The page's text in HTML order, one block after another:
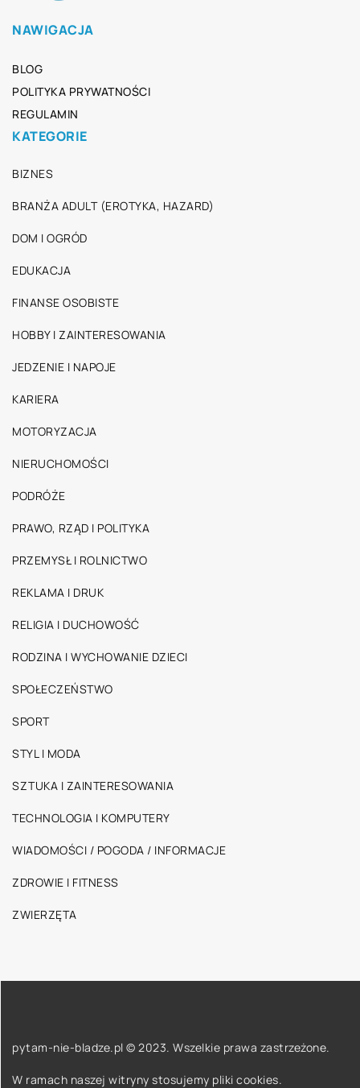
NAWIGACJA
BLOG
POLITYKA PRYWATNOŚCI
REGULAMIN
KATEGORIE
BIZNES
BRANŻA ADULT (EROTYKA, HAZARD)
DOM I OGRÓD
EDUKACJA
FINANSE OSOBISTE
HOBBY I ZAINTERESOWANIA
JEDZENIE I NAPOJE
KARIERA
MOTORYZACJA
NIERUCHOMOŚCI
PODRÓŻE
PRAWO, RZĄD I POLITYKA
PRZEMYSŁ I ROLNICTWO
REKLAMA I DRUK
RELIGIA I DUCHOWOŚĆ
RODZINA I WYCHOWANIE DZIECI
SPOŁECZEŃSTWO
SPORT
STYL I MODA
SZTUKA I ZAINTERESOWANIA
TECHNOLOGIA I KOMPUTERY
WIADOMOŚCI / POGODA / INFORMACJE
ZDROWIE I FITNESS
ZWIERZĘTA
pytam-nie-bladze.pl © 2023. Wszelkie prawa zastrzeżone.
W ramach naszej witryny stosujemy pliki cookies.